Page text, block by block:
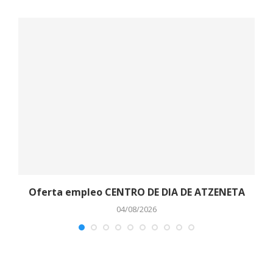
Oferta empleo CENTRO DE DIA DE ATZENETA
04/08/2026